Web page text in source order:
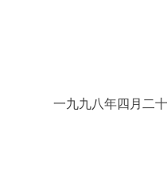
一九九八年四月二